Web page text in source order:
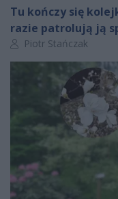
Tu kończy się
razie patrolują ją
Autor artykułu:
Piotr Stańczak